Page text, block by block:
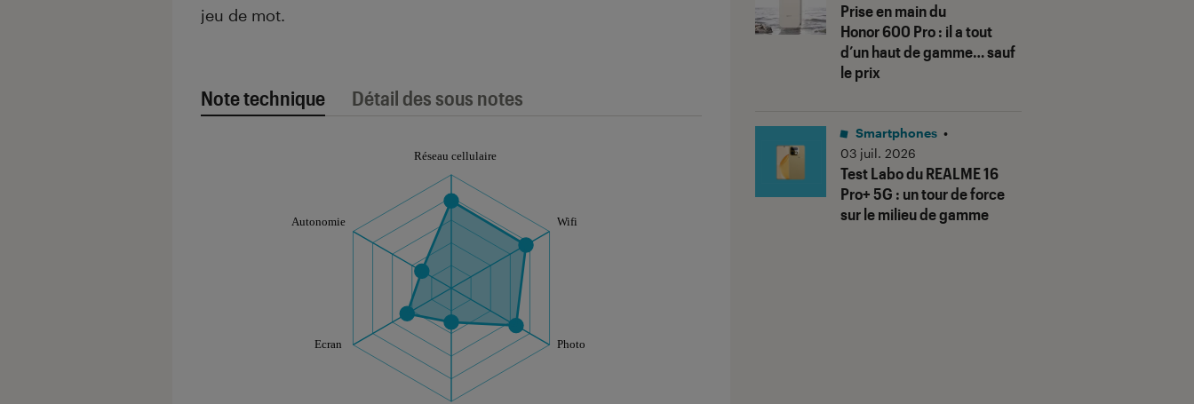
jeu de mot.
Note technique Détail des sous notes
Prise en main du
Honor 600 Pro : il a tout
d’un haut de gamme… sauf
le prix
Test Labo du REALME 16
Pro+ 5G : un tour de force
sur le milieu de gamme
Smartphones •
03 juil. 2026